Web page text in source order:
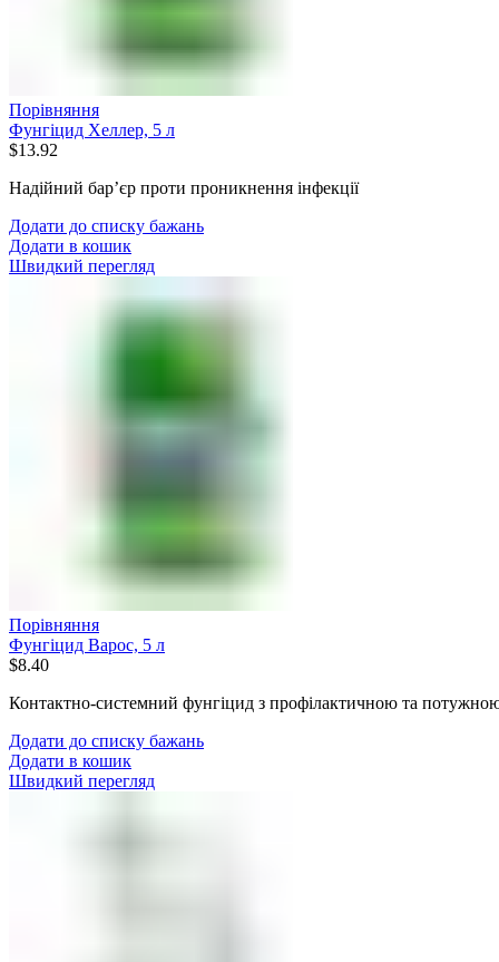
Порівняння
Фунгіцид Хеллер, 5 л
$13.92
Надійний бар’єр проти проникнення інфекції
Додати до списку бажань
Додати в кошик
Швидкий перегляд
Порівняння
Фунгіцид Варос, 5 л
$8.40
Контактно-системний фунгіцид з профілактичною та
Додати до списку бажань
Додати в кошик
Швидкий перегляд